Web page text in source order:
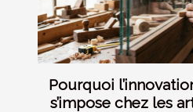
Pourquoi
s’impose chez les